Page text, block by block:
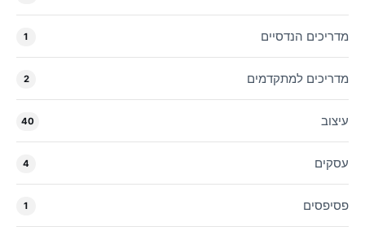
מדריכים הנדסיים 1
מדריכים למתקדמים 2
עיצוב 40
עסקים 4
פסיפסים 1